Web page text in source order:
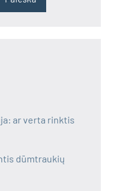
ar verta rinktis
dūmtraukių